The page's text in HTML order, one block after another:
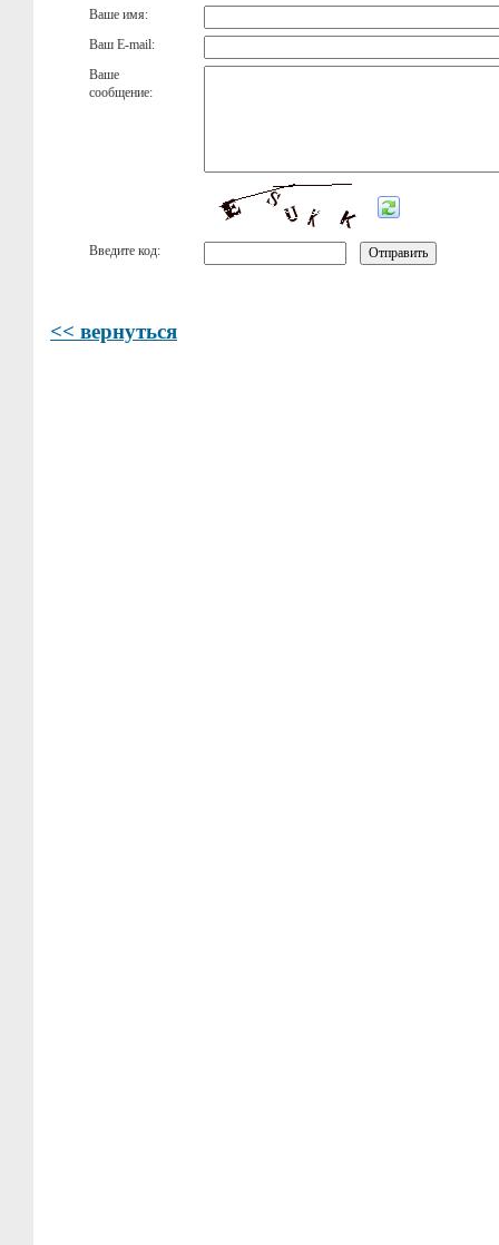
Ваше имя:
Ваш E-mail:
Ваше
сообщение:
Введите код:
<< вернуться